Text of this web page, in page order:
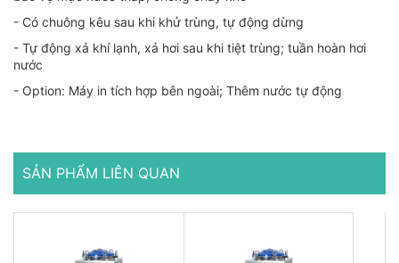
- Có chuông kêu sau khi khử trùng, tự động dừng
- Tự động xả khí lạnh, xả hơi sau khi tiệt trùng; tuần hoàn hơi
nước
- Option: Máy in tích hợp bên ngoài; Thêm nước tự động
SẢN PHẨM LIÊN QUAN